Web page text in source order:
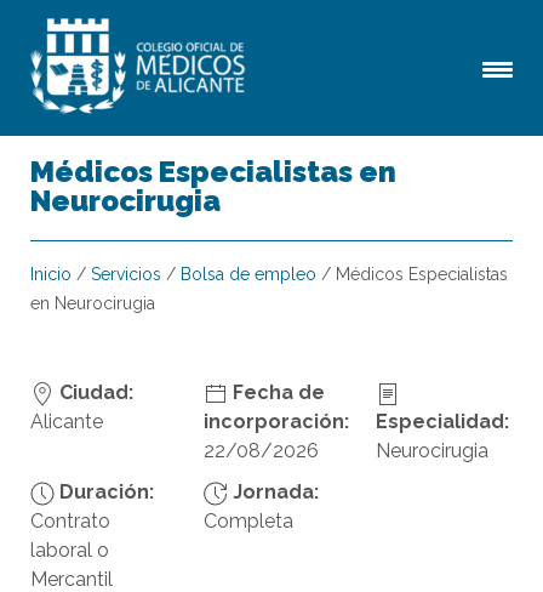
Médicos Especialistas en
Neurocirugia
Inicio / Servicios / Bolsa de empleo / Médicos Especialistas
en Neurocirugia
Ciudad:
Alicante
Fecha de
incorporación:
22/08/2026
Especialidad:
Neurocirugia
Duración:
Contrato
laboral o
Mercantil
Jornada:
Completa